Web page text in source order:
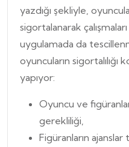
yazdığı şekliyle,
sigortalanarak
uygulamada da
oyuncuların sigortalılığı
yapıyor:
Oyuncu ve
gerekliliği,
Figüranların ajanslar